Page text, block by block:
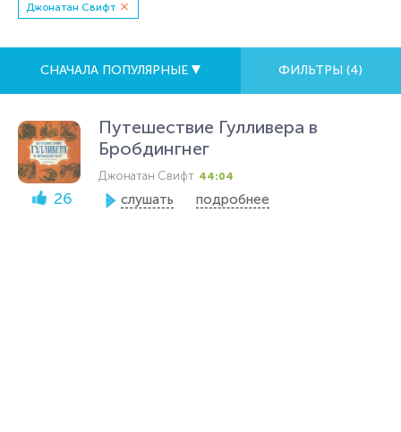
Джонатан Свифт
СНАЧАЛА ПОПУЛЯРНЫЕ ФИЛЬТРЫ (4)
26
Путешествие Гулливера в
Бробдингнег
Джонатан Свифт 44:04
слушать подробнее